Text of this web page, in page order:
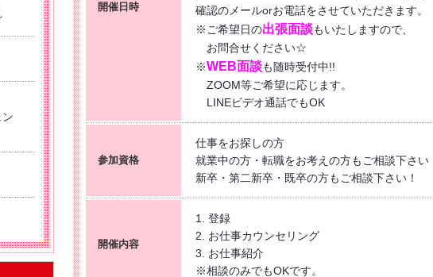
仕事相談会☆流通会館】2026/7/16(木) PM開催
山市】事務・オフィスワーク特集 [HG8R]
開催日時
確認のメールorお電話をさせていただきます。
※ご希望日の出張面談もいたしますので、
お問合せください☆
※WEB面談も随時受付中!!
ZOOM等ご希望に応じます。
LINEビデオ通話でもOK
参加資格
仕事をお探しの方
就業中の方・転職をお考えの方もご相談下さい
新卒・第二新卒・既卒の方もご相談下さい！
開催内容
1. 登録
2. お仕事カウンセリング
3. お仕事紹介
※相談のみでもOKです。
ン